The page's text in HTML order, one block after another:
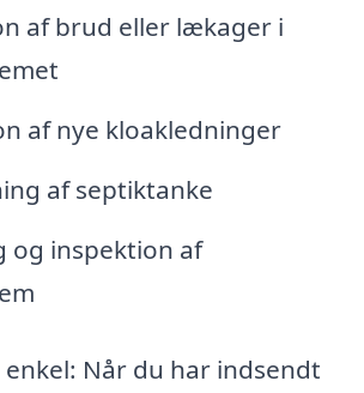
af brud eller lækager i
af nye kloakledninger
af septiktanke
og inspektion af
enkel: Når du har indsendt